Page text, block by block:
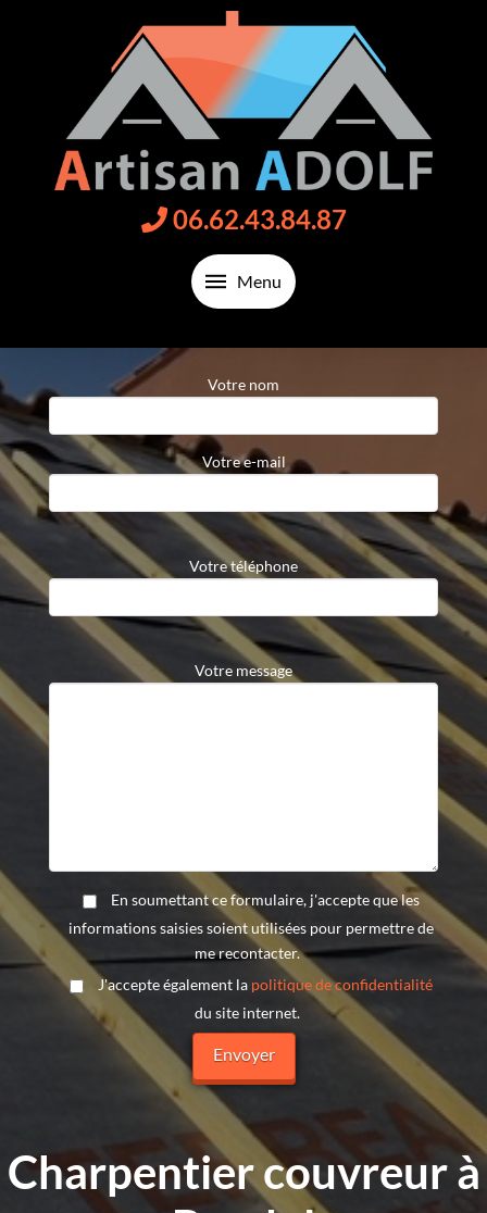
06.62.43.84.87
Menu
Votre nom
Votre e-mail
Votre téléphone
Veuillez laisser ce champ vide.
Votre message
En soumettant ce formulaire, j'accepte que les
informations saisies soient utilisées pour permettre de
me recontacter.
J'accepte également la politique de confidentialité
du site internet.
Charpentier couvreur à